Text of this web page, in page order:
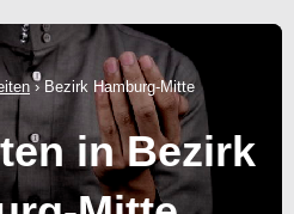
› Bezirk Hamburg-Mitte
in Bezirk